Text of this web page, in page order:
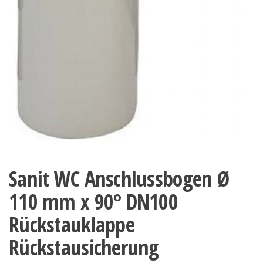
Sanit WC Anschlussbogen Ø
110 mm x 90° DN100
Rückstauklappe
Rückstausicherung